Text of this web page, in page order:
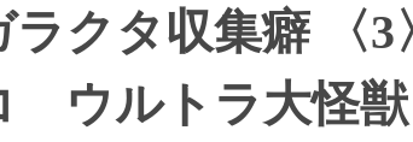
ラクタ収集癖 〈
ウルトラ大怪